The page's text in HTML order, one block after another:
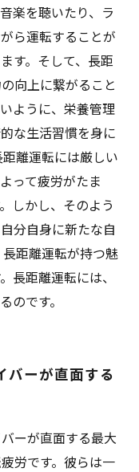
楽を聴いたり、ラ
ら運転することが
す。そして、長距
向上に繋がること
ように、栄養管理
な生活習慣を身に
離運転には厳しい
って疲労がたま
しかし、そのよう
分自身に新たな自
距離運転が持つ魅
長距離運転には、
のです。
バーが直面する
ーが直面する最大
労です。彼らは一